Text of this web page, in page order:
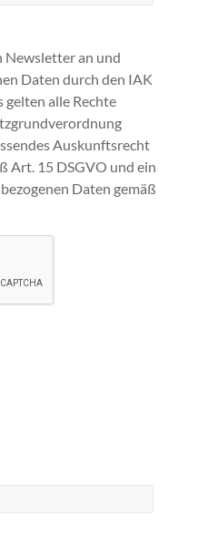
Newsletter an und
Daten durch den IAK
gelten alle Rechte
Auskunftsrecht
Art. 15 DSGVO und ein
Daten gemäß